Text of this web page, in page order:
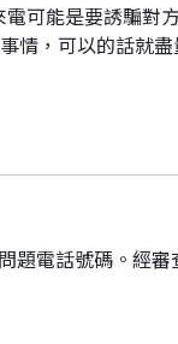
可能是要誘騙對
情，可以的話就
題電話號碼。經審